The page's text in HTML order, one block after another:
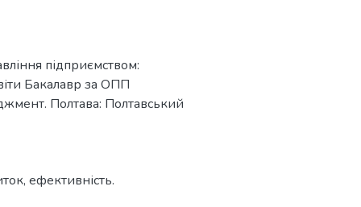
підприємством:
Бакалавр за ОПП
Полтава: Полтавський
, ефективність.